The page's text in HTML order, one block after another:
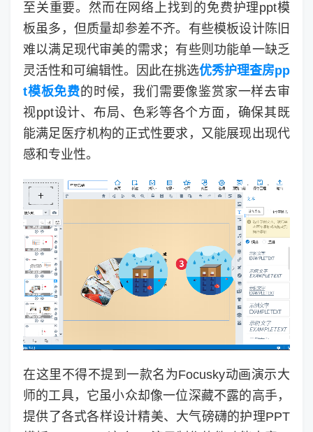
至关重要。然而在网络上找到的免费护理ppt模
板虽多，但质量却参差不齐。有些模板设计陈旧
难以满足现代审美的需求；有些则功能单一缺乏
灵活性和可编辑性。因此在挑选优秀护理查房pp
t模板免费的时候，我们需要像鉴赏家一样去审
视ppt设计、布局、色彩等各个方面，确保其既
能满足医疗机构的正式性要求，又能展现出现代
感和专业性。
在这里不得不提到一款名为Focusky动画演示大
师的工具，它虽小众却像一位深藏不露的高手，
提供了各式各样设计精美、大气磅礴的护理PPT